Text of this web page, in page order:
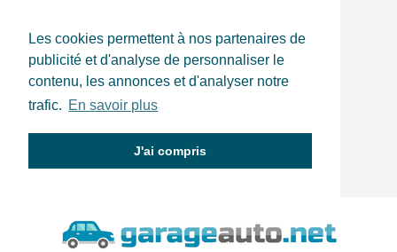
Les cookies permettent à nos partenaires de
publicité et d'analyse de personnaliser le
contenu, les annonces et d'analyser notre
trafic. En savoir plus
J'ai compris